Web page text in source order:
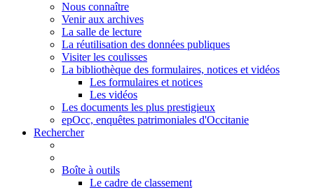
Nous connaître
Venir aux archives
La salle de lecture
La réutilisation des données publiques
Visiter les coulisses
La bibliothèque des formulaires, notices et vidéos
Les formulaires et notices
Les vidéos
Les documents les plus prestigieux
epOcc, enquêtes patrimoniales d'Occitanie
Rechercher
Boîte à outils
Le cadre de classement